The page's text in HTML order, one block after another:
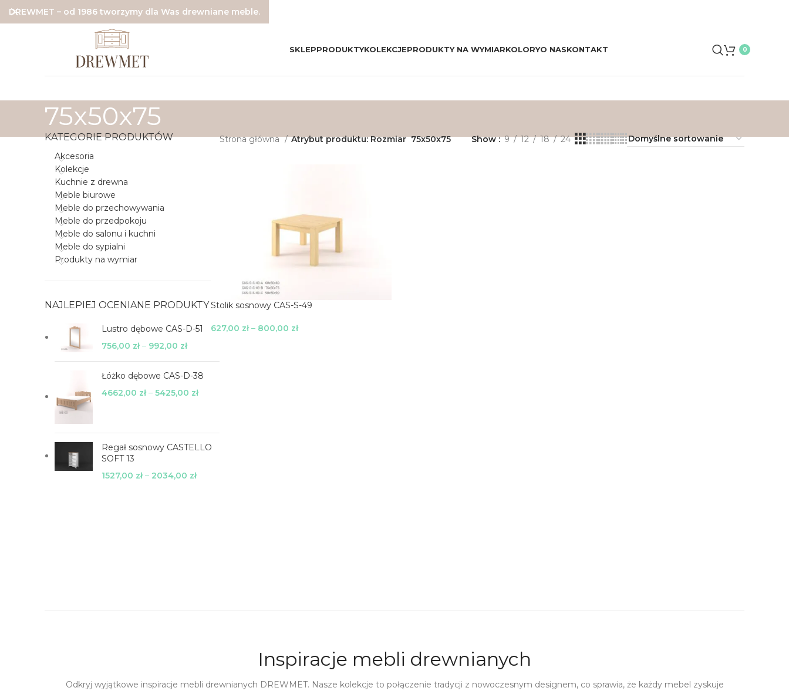
SKLEPPRODUKTYKOLEKCJEPRODUKTY NA WYMIARKOLORYO NASKONTAKT 0
75x50x75
KATEGORIE PRODUKTÓW
Akcesoria
Kolekcje
Kuchnie z drewna
Meble biurowe
Meble do przechowywania
Meble do przedpokoju
Meble do salonu i kuchni
Meble do sypialni
Produkty na wymiar
NAJLEPIEJ OCENIANE PRODUKTY
Lustro dębowe CAS-D-51
756,00 zł– 992,00 zł
Łóżko dębowe CAS-D-38
4662,00 zł– 5425,00 zł
Regał sosnowy CASTELLO
SOFT 13
1527,00 zł– 2034,00 zł
Strona główna Atrybut produktu: Rozmiar 75x50x75 Show 9 12 18 24
Stolik sosnowy CAS-S-49
627,00 zł– 800,00 zł
Inspiracje mebli drewnianych
Odkryj wyjątkowe inspiracje mebli drewnianych DREWMET. Nasze kolekcje to połączenie tradycji z nowoczesnym designem, co sprawia, że każdy mebel zyskuje
DREWMET – od 1986 tworzymy dla Was drewniane meble.